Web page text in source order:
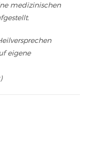
medizinischen
eigene